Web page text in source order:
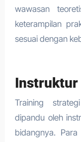
wawasan
keterampilan
sesuai dengan
Instruktur
Training
dipandu oleh
bidangnya.